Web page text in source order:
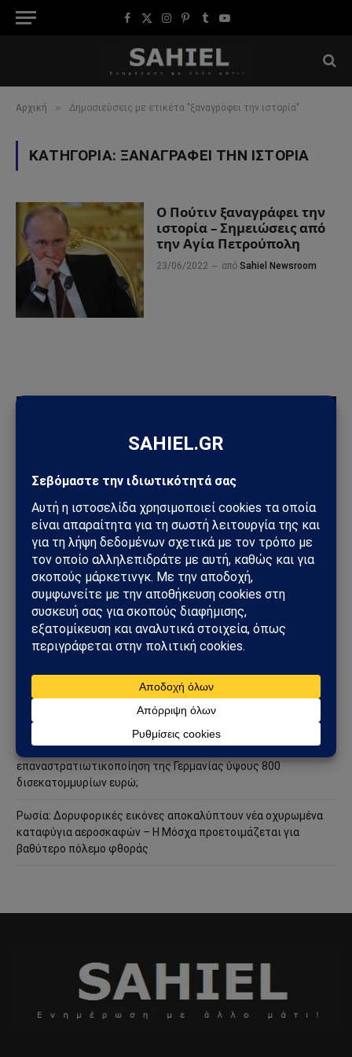
Facebook
X
Instagram
Pinterest
TumblrYouTube
Αρχική » Δημοσιεύσεις με ετικέτα "ξαναγράφει την ιστορία"
ΚΑΤΗΓΟΡΊΑ: ΞΑΝΑΓΡΆΦΕΙ ΤΗΝ ΙΣΤΟΡΊΑ
Ο Πούτιν ξαναγράφει την
ιστορία – Σημειώσεις από
την Αγία Πετρούπολη
23/06/2022 από Sahiel Newsroom
Ηλεκτρική διασύνδεση Ελλάδας–Κύπρου: Η Meridiam παίρνει
γεωπολιτικό παιχνίδι
Σαουδική Αραβία – Υεμένη: Το Ριάντ προετοιμάζει μεγάλη
στρατιωτική επιχείρηση – Στο επίκεντρο Ερυθρά Θάλασσα και
Bab al-Mandab
Φωτιά στη Δυτική Αττική: Πύρινος κλοιός στα Μέγαρα –
Εκκενώσεις με 112 και μάχη με τις φλόγες
Μέγαρα: Γυναίκα παρασύρθηκε από συρμό του Προαστιακού –
Ανασύρθηκε χωρίς τις αισθήσεις της
ΗΠΑ – Ιράν: Νέος γύρος αμερικανικών βομβαρδισμών μετά την
ιρανική πυραυλική επίθεση – Η Μέση Ανατολή εισέρχεται σε
ακόμη πιο επικίνδυνη φάση
Ανάλυση Andrew Korybko: Τι οδηγεί την προγραμματισμένη
επαναστρατιωτικοποίηση της Γερμανίας ύψους 800
δισεκατομμυρίων ευρώ;
Ρωσία: Δορυφορικές εικόνες αποκαλύπτουν νέα οχυρωμένα
καταφύγια αεροσκαφών – Η Μόσχα προετοιμάζεται για
βαθύτερο πόλεμο φθοράς